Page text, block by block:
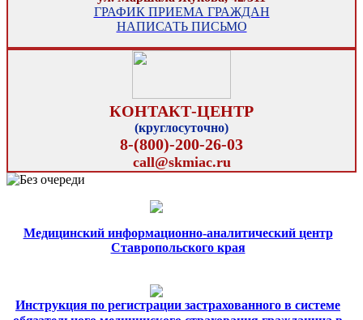
ГРАФИК ПРИЕМА ГРАЖДАН
НАПИСАТЬ ПИСЬМО
КОНТАКТ-ЦЕНТР
(круглосуточно)
8-(800)-200-26-03
call@skmiac.ru
Медицинский информационно-аналитический центр
Ставропольского края
Инструкция по регистрации застрахованного в системе